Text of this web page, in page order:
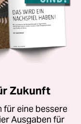
Zukunft
für eine bessere
Ausgaben für